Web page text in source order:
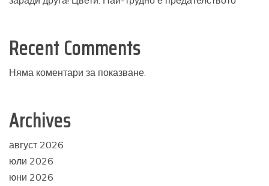
Recent Comments
Няма коментари за показване.
Archives
август 2026
юли 2026
юни 2026